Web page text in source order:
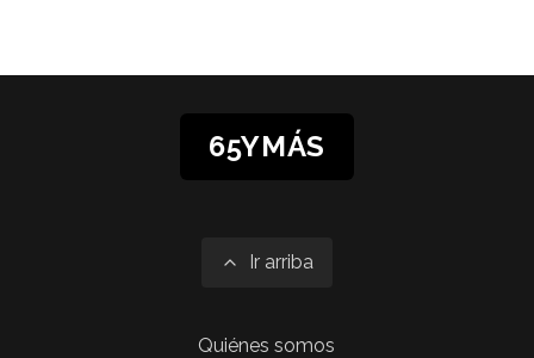
65YMÁS
Ir arriba
Quiénes somos